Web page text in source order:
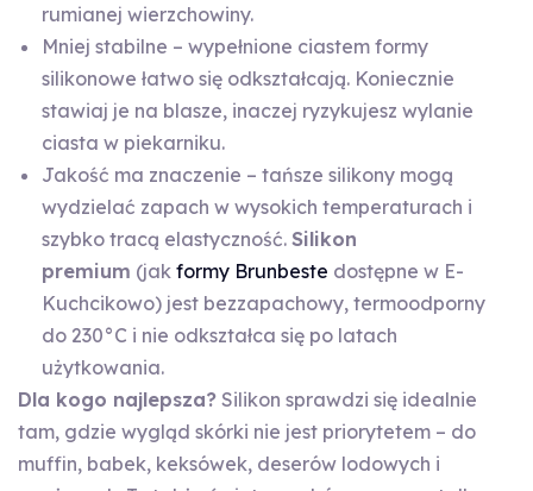
rumianej wierzchowiny.
Mniej stabilne – wypełnione ciastem formy
silikonowe łatwo się odkształcają. Koniecznie
stawiaj je na blasze, inaczej ryzykujesz wylanie
ciasta w piekarniku.
Jakość ma znaczenie – tańsze silikony mogą
wydzielać zapach w wysokich temperaturach i
szybko tracą elastyczność. Silikon
premium (jak formy Brunbeste dostępne w E-
Kuchcikowo) jest bezzapachowy, termoodporny
do 230°C i nie odkształca się po latach
użytkowania.
Dla kogo najlepsza? Silikon sprawdzi się idealnie
tam, gdzie wygląd skórki nie jest priorytetem – do
muffin, babek, keksówek, deserów lodowych i